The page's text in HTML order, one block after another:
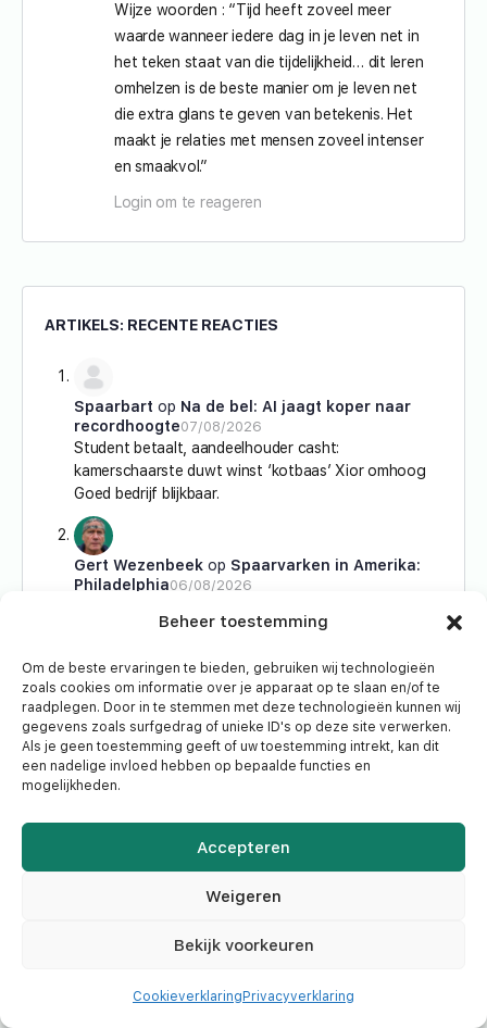
Beheer toestemming
Om de beste ervaringen te bieden, gebruiken wij technologieën
zoals cookies om informatie over je apparaat op te slaan en/of te
raadplegen. Door in te stemmen met deze technologieën kunnen wij
gegevens zoals surfgedrag of unieke ID's op deze site verwerken.
Als je geen toestemming geeft of uw toestemming intrekt, kan dit
een nadelige invloed hebben op bepaalde functies en
mogelijkheden.
Accepteren
Weigeren
Bekijk voorkeuren
Cookieverklaring Privacyverklaring
Wijze woorden : “Tijd heeft zoveel meer
waarde wanneer iedere dag in je leven net in
het teken staat van die tijdelijkheid… dit leren
omhelzen is de beste manier om je leven net
die extra glans te geven van betekenis. Het
maakt je relaties met mensen zoveel intenser
en smaakvol.”
Login om te reageren
ARTIKELS: RECENTE REACTIES
Spaarbart op Na de bel: AI jaagt koper naar
recordhoogte07/08/2026
Student betaalt, aandeelhouder casht:
kamerschaarste duwt winst ‘kotbaas’ Xior omhoog
Goed bedrijf blijkbaar.
Gert Wezenbeek op Spaarvarken in Amerika:
Philadelphia06/08/2026
opstand… Er waren nog geen ‘gecreëerde’
willy-vermuytenopSpaarvarken in Amerika:
Galena06/08/2026
Heel interessante en vlot leesbare verslaggeving. Er
schuilt een goed journalist in jou. 👌
op
Dat ik het zelf niet meer weet, Jan. ;)
AppLovin voelen druk06/08/2026